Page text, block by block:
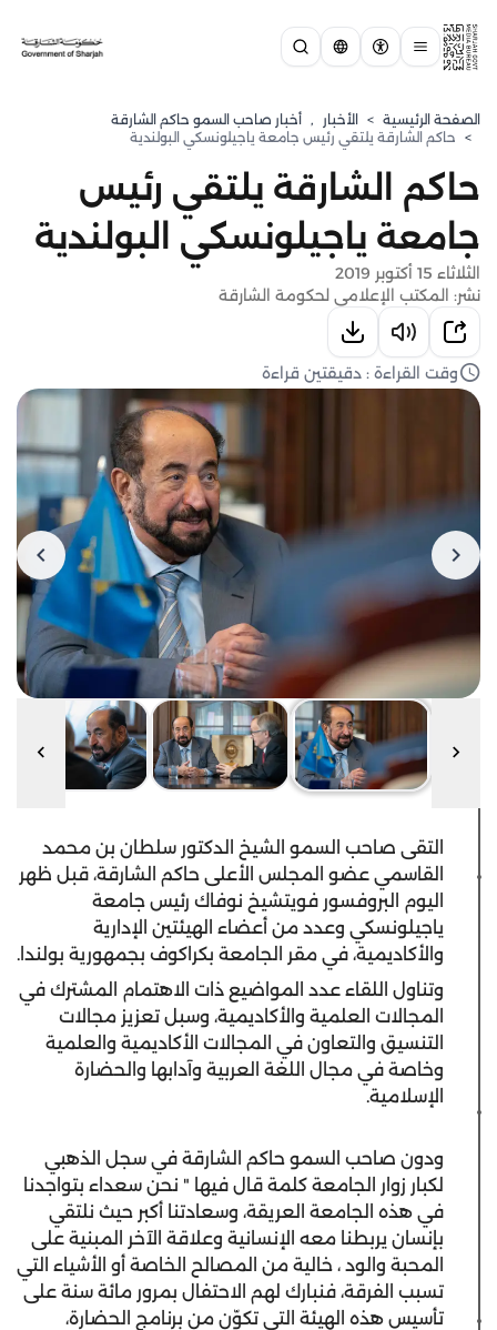
الصفحة الرئيسية > الأخبار , أخبار صاحب السمو حاكم الشارقة
> حاكم الشارقة يلتقي رئيس جامعة ياجيلونسكي البولندية
حاكم الشارقة يلتقي رئيس
جامعة ياجيلونسكي البولندية
الثلاثاء 15 أكتوبر 2019
نشر: المكتب الإعلامي لحكومة الشارقة
وقت القراءة : دقيقتين قراءة
التقى صاحب السمو الشيخ الدكتور سلطان بن محمد
القاسمي عضو المجلس الأعلى حاكم الشارقة، قبل ظهر
اليوم البروفسور فويتشيخ نوفاك رئيس جامعة
ياجيلونسكي وعدد من أعضاء الهيئتين الإدارية
والأكاديمية، في مقر الجامعة بكراكوف بجمهورية بولندا.
وتناول اللقاء عدد المواضيع ذات الاهتمام المشترك في
المجالات العلمية والأكاديمية، وسبل تعزيز مجالات
التنسيق والتعاون في المجالات الأكاديمية والعلمية
وخاصة في مجال اللغة العربية وآدابها والحضارة
الإسلامية.
ودون صاحب السمو حاكم الشارقة في سجل الذهبي
لكبار زوار الجامعة كلمة قال فيها " نحن سعداء بتواجدنا
في هذه الجامعة العريقة، وسعادتنا أكبر حيث نلتقي
بإنسان يربطنا معه الإنسانية وعلاقة الآخر المبنية على
المحبة والود ، خالية من المصالح الخاصة أو الأشياء التي
تسبب الفرقة، فنبارك لهم الاحتفال بمرور مائة سنة على
تأسيس هذه الهيئة التي تكوّن من برنامج الحضارة،